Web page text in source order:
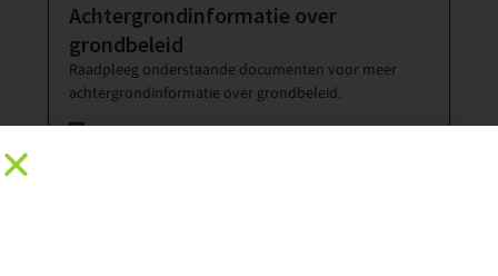
Achtergrondinformatie over
grondbeleid
Raadpleeg onderstaande documenten voor meer
achtergrondinformatie over grondbeleid.
Resultaten enquete onder jonge boeren